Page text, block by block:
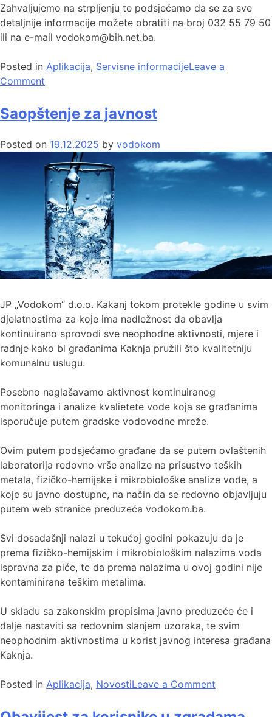
Zahvaljujemo na strpljenju te podsjećamo da se za sve
detaljnije informacije možete obratiti na broj 032 55 79 50
ili na e-mail vodokom@bih.net.ba.
Posted in Aplikacija, Servisne informacijeLeave a
Comment
Saopštenje za javnost
Posted on 19.12.2025 by vodokom
JP „Vodokom“ d.o.o. Kakanj tokom protekle godine u svim
djelatnostima za koje ima nadležnost da obavlja
kontinuirano sprovodi sve neophodne aktivnosti, mjere i
radnje kako bi građanima Kaknja pružili što kvalitetniju
komunalnu uslugu.
Posebno naglašavamo aktivnost kontinuiranog
monitoringa i analize kvalietete vode koja se građanima
isporučuje putem gradske vodovodne mreže.
Ovim putem podsjećamo građane da se putem ovlaštenih
laboratorija redovno vrše analize na prisustvo teških
metala, fizičko-hemijske i mikrobiološke analize vode, a
koje su javno dostupne, na način da se redovno objavljuju
putem web stranice preduzeća vodokom.ba.
Svi dosadašnji nalazi u tekućoj godini pokazuju da je
prema fizičko-hemijskim i mikrobiološkim nalazima voda
ispravna za piće, te da prema nalazima u ovoj godini nije
kontaminirana teškim metalima.
U skladu sa zakonskim propisima javno preduzeće će i
dalje nastaviti sa redovnim slanjem uzoraka, te svim
neophodnim aktivnostima u korist javnog interesa građana
Kaknja.
Posted in Aplikacija, NovostiLeave a Comment